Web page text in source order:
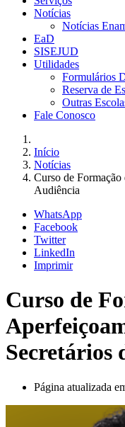
Notícias
Notícias
EaD
SISEJUD
Utilidades
Formulários
Reserva de
Outras
Fale Conosco
Início
Notícias
Curso de Formação
Audiência
WhatsApp
Facebook
Twitter
LinkedIn
Imprimir
Curso de
Secretários
Página atualizada